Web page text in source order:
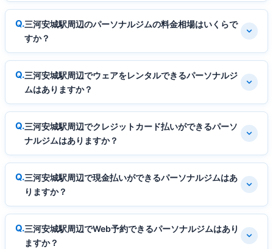
三河安城駅周辺のパーソナルジムの料金相場はいくらで
すか？
三河安城駅周辺でウェアをレンタルできるパーソナルジ
ムはありますか？
三河安城駅周辺でクレジットカード払いができるパーソ
ナルジムはありますか？
三河安城駅周辺で現金払いができるパーソナルジムはあ
りますか？
三河安城駅周辺でWeb予約できるパーソナルジムはあり
ますか？